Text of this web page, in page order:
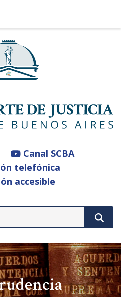
Canal SCBA
telefónica
accesible